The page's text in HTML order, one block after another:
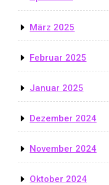
März 2025
Februar 2025
Januar 2025
Dezember 2024
November 2024
Oktober 2024